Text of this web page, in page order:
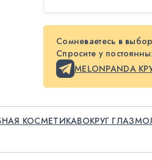
Сомневаетесь в
Спросите у
MELONPANDA
КОСМЕТИКАВОКРУГ ГЛАЗ